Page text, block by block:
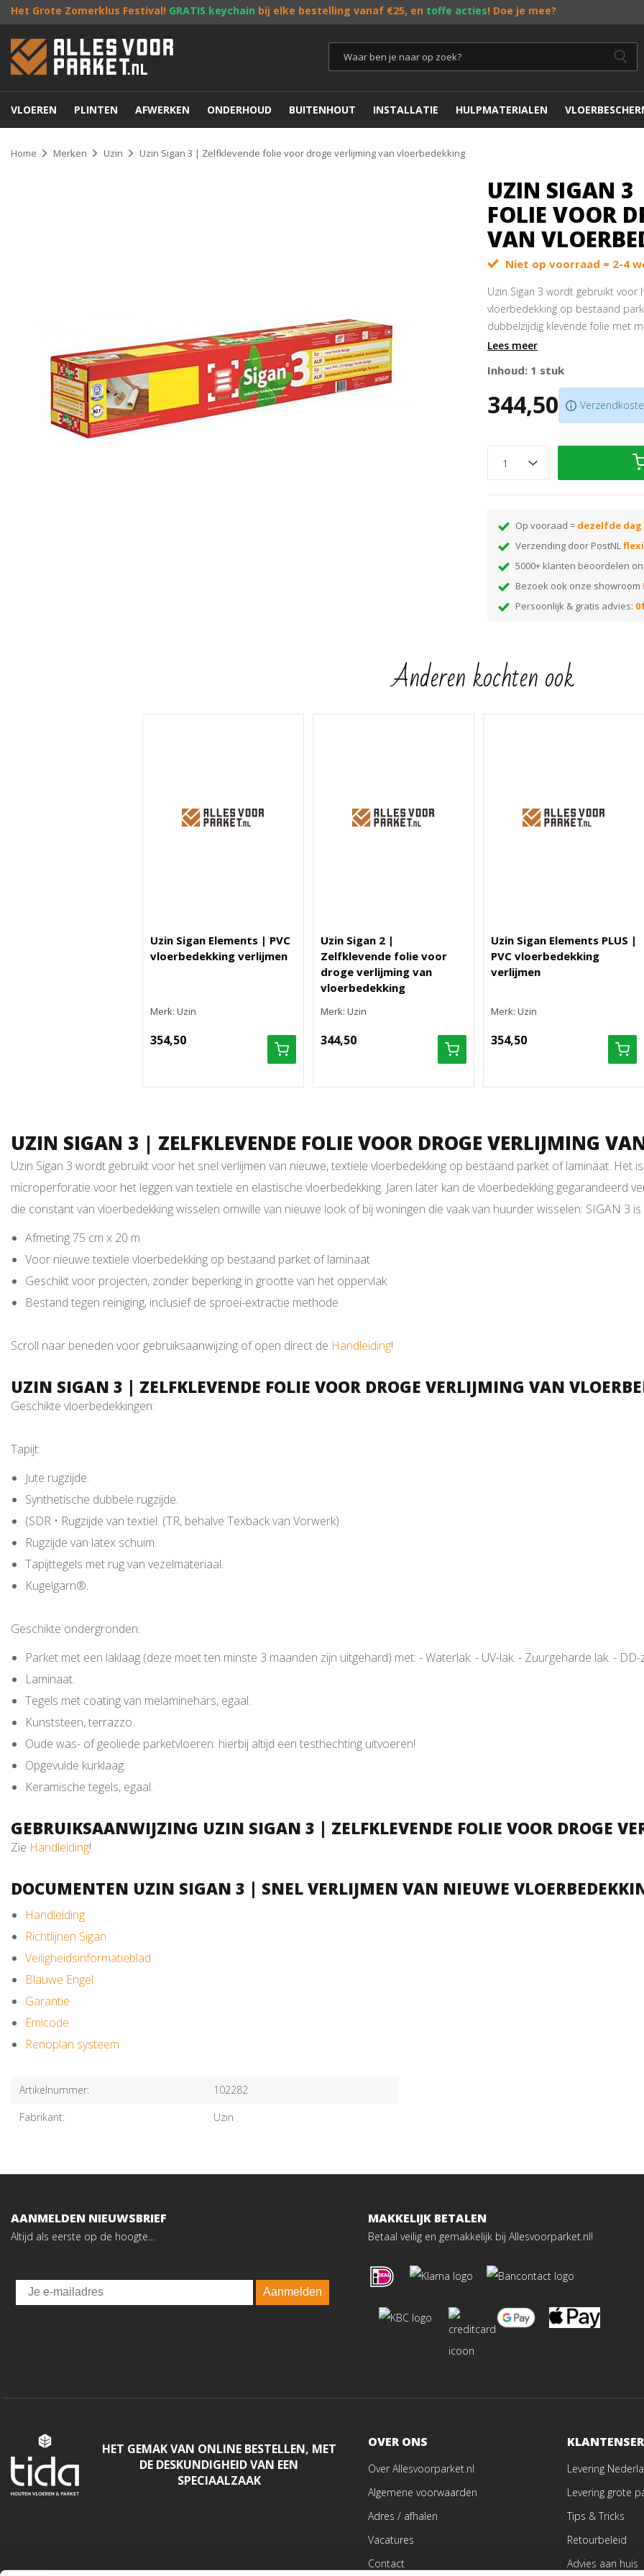
Het Grote Zomerklus Festival! GRATIS keychain bij elke bestelling vanaf €25, en toffe acties! Doe je mee?
VLOEREN PLINTEN AFWERKEN ONDERHOUD BUITENHOUT INSTALLATIE HULPMATERIALEN
Home Merken Uzin Uzin Sigan 3 | Zelfklevende folie voor droge verlijming van vloerbedekking
UZIN SIGAN 3
FOLIE VOOR
VAN
Niet op voorraad = 2-4
Uzin Sigan 3 wordt gebruikt voor
vloerbedekking op bestaand
dubbelzijdig klevende folie met
en elastische vloerbedekking.
shops, die constant van
of bij woningen die vaak van
oplossing.”
Voor nieuwe textiele
Geschikt voor projecten,
Handleiding!
Lees meer
Inhoud: 1 stuk
344,50
Op vooraad = dezelfde
Verzending door PostNL
5000+ klanten beoordelen
Bezoek ook onze showroom
Persoonlijk & gratis advies:
Anderen kochten ook
Uzin Sigan Elements | PVC
vloerbedekking verlijmen
Merk: Uzin
354,50
Uzin Sigan 2 |
Zelfklevende folie voor
droge verlijming van
vloerbedekking
Merk: Uzin
344,50
Uzin Sigan Elements PLUS |
PVC vloerbedekking
verlijmen
Merk: Uzin
354,50
UZIN SIGAN 3 | ZELFKLEVENDE FOLIE VOOR DROGE VERLIJMING
Uzin Sigan 3 wordt gebruikt voor het snel verlijmen van nieuwe, textiele vloerbedekking op bestaand parket of laminaat. Het
microperforatie voor het leggen van textiele en elastische vloerbedekking. Jaren later kan de vloerbedekking gegarandeerd
die constant van vloerbedekking wisselen omwille van nieuwe look of bij woningen die vaak van huurder wisselen: SIGAN 3 is
Afmeting 75 cm x 20 m
Voor nieuwe textiele vloerbedekking op bestaand parket of laminaat
Geschikt voor projecten, zonder beperking in grootte van het oppervlak
Bestand tegen reiniging, inclusief de sproei-extractie methode
Scroll naar beneden voor gebruiksaanwijzing of open direct de Handleiding!
UZIN SIGAN 3 | ZELFKLEVENDE FOLIE VOOR DROGE VERLIJMING VAN
Geschikte vloerbedekkingen:
Tapijt:
Jute rugzijde.
Synthetische dubbele rugzijde.
(SDR • Rugzijde van textiel. (TR, behalve Texback van Vorwerk)
Rugzijde van latex schuim.
Tapijttegels met rug van vezelmateriaal.
Kugelgarn®.
Geschikte ondergronden:
Parket met een laklaag (deze moet ten minste 3 maanden zijn uitgehard) met: - Waterlak. - UV-lak. - Zuurgeharde lak. - DD-
Laminaat.
Tegels met coating van melaminehars, egaal.
Kunststeen, terrazzo.
Oude was- of geoliede parketvloeren: hierbij altijd een testhechting uitvoeren!
Opgevulde kurklaag.
Keramische tegels, egaal.
GEBRUIKSAANWIJZING UZIN SIGAN 3 | ZELFKLEVENDE FOLIE VOOR DROGE
Zie Handleiding!
DOCUMENTEN UZIN SIGAN 3 | SNEL VERLIJMEN VAN NIEUWE
Handleiding
Richtlijnen Sigan
Veiligheidsinformatieblad
Blauwe Engel
Garantie
Emicode
Renoplan systeem
Artikelnummer:
102282
Fabrikant:
Uzin
AANMELDEN NIEUWSBRIEF
Altijd als eerste op de hoogte...
Email
Aanmelden
MAKKELIJK BETALEN
Betaal veilig en gemakkelijk bij Allesvoorparket.nl!
HET GEMAK VAN ONLINE BESTELLEN, MET
DE DESKUNDIGHEID VAN EEN
SPECIAALZAAK
OVER ONS
Over Allesvoorparket.nl
Algemene voorwaarden
Adres / afhalen
Vacatures
Contact
Levering
Levering grote
Tips & Tricks
Retourbeleid
Advies aan huis